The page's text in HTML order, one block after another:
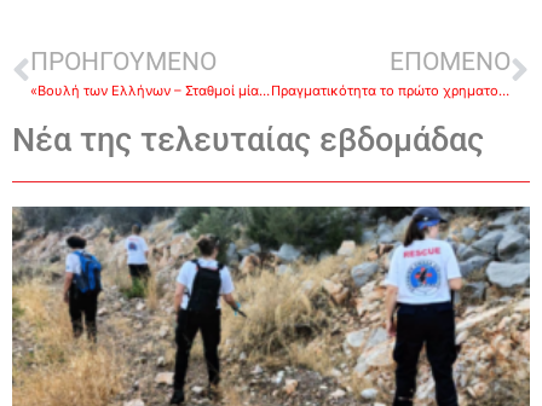
ΠΡΟΗΓΟΥΜΕΝΟ
«Βουλή των Ελλήνων – Σταθμοί μίας διαδρομής σχεδόν διακοσίων ετών»- Την Τρίτη η Έκθεση στο Βουλευτικό
ΕΠΟΜΕΝΟ
Πραγματικότητα το πρώτο χρηματοδοτικό εργαλείο για τον αγροτικό κόσμο – Χαμηλότοκα δάνεια σε αγρότες μέσω του Ταμείου Εγγυοδοσίας Αγροτικής Ανάπτυξης
Νέα της τελευταίας εβδομάδας